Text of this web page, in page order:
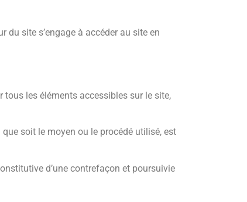
du site s’engage à accéder au site en
tous les éléments accessibles sur le site,
soit le moyen ou le procédé utilisé, est
d’une contrefaçon et poursuivie